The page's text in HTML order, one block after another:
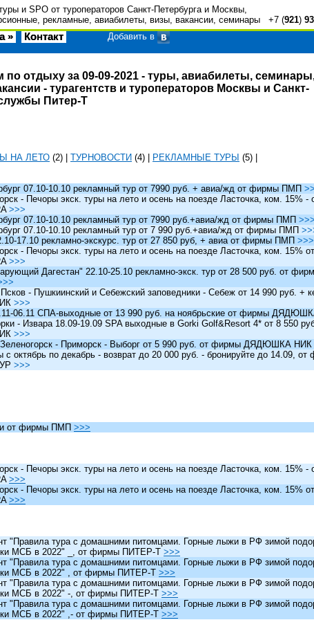
и SPO от туроператоров Санкт-Петербурга и Москвы,
рекламные, авиабилеты, визы, вакансии, семинары +7 (921)
» Контакт Добавить в
по отдыху за 09-09-2021 - туры, авиабилеты,
- турагентств и туроператоров Москвы и Санкт-
Питер-Т
НА ЛЕТО (2) ТУРНОВОСТИ (4) РЕКЛАМНЫЕ ТУРЫ (5)
07.10-10.10 рекламный тур от 7990 руб. + авиа/жд от фирмы ПМП
- Печоры экск. туры на лето и осень на поезде Ласточка, ком. 15%
>>>
07.10-10.10 рекламный тур от 7990 руб.+авиа/жд от фирмы ПМП >>>
07.10-10.10 рекламный тур от 7 990 руб.+авиа/жд от фирмы ПМП
17.10 рекламно-экскурс. тур от 27 850 руб, + авиа от фирмы ПМП >>>
- Печоры экск. туры на лето и осень на поезде Ласточка, ком. 15%
>>>
Дагестан" 22.10-25.10 рекламно-экск. тур от 28 500 руб. от
- Пушкиинский и Себежский заповедники - Себеж от 14 990 руб. +
>>>
06.11 СПА-выходные от 13 990 руб. на ноябрьские от фирмы
- Извара 18.09-19.09 SPA выходные в Gorki Golf&Resort 4* от 8 550
>>>
- Приморск - Выборг от 5 990 руб. от фирмы ДЯДЮШКА НИК
октябрь по декабрь - возврат до 20 000 руб. - бронируйте до 14.09, от
>>>
от фирмы ПМП >>>
- Печоры экск. туры на лето и осень на поезде Ласточка, ком. 15%
>>>
- Печоры экск. туры на лето и осень на поезде Ласточка, ком. 15%
>>>
тура с домашними питомцами. Горные лыжи в РФ зимой
МСБ в 2022" _, от фирмы ПИТЕР-Т >>>
тура с домашними питомцами. Горные лыжи в РФ зимой
МСБ в 2022" , от фирмы ПИТЕР-Т >>>
тура с домашними питомцами. Горные лыжи в РФ зимой
МСБ в 2022" -, от фирмы ПИТЕР-Т >>>
тура с домашними питомцами. Горные лыжи в РФ зимой
МСБ в 2022" ,- от фирмы ПИТЕР-Т >>>